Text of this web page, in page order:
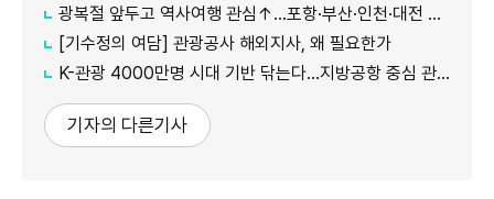
광복절 앞두고 역사여행 관심↑…포항·부산·인천·대전 주목
[기수정의 여담] 관광공사 해외지사, 왜 필요한가
K-관광 4000만명 시대 기반 닦는다…지방공항 중심 관광벨트 조성
기자의 다른기사